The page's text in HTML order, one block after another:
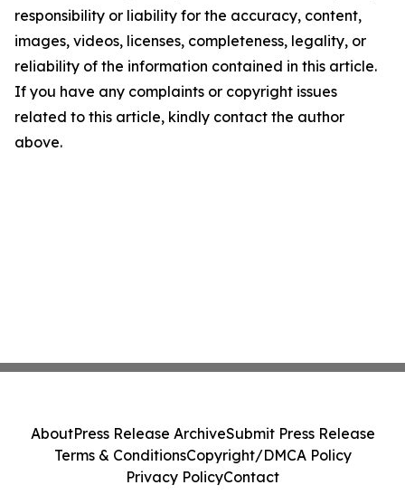
responsibility or liability for the accuracy, content,
images, videos, licenses, completeness, legality, or
reliability of the information contained in this article.
If you have any complaints or copyright issues
related to this article, kindly contact the author
above.
AboutPress Release ArchiveSubmit Press Release
Terms & ConditionsCopyright/DMCA Policy
Privacy PolicyContact